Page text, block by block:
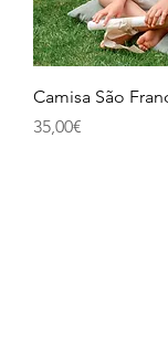
Camisa São
Price
35,00€